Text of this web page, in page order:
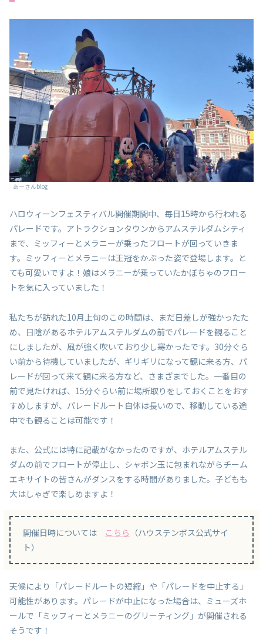
あーさんblog
ハロウィーンフェスティバル開催期間中、毎日15時から行われる
パレードです。アトラクションタウンからアムステルダムシティ
まで、ミッフィーとメラニーが乗ったフロートが回っていきま
す。ミッフィーとメラニーは王冠をかぶった姿で登場します。と
ても可愛いですよ！娘はメラニーが乗っていたかぼちゃのフロー
トを気に入っていました！
私たちが訪れた10月上旬のこの時間は、まだ日差しが強かったた
め、日陰があるホテルアムステルダムの前でパレードを観ること
にしましたが、風が強く吹いており少し寒かったです。30分ぐら
い前から待機していましたが、ギリギリになって観に来る方、パ
レードが回って来て観に来る方など、さまざまでした。一番目の
前で見たければ、15分ぐらい前に場所取りをしておくことをおす
すめしますが、パレードルート自体は長いので、移動している途
中でも観ることは可能です！
また、公式には特に記載がなかったのですが、ホテルアムステル
ダムの前でフロートが停止し、シャボン玉に包まれながらチーム
エキサイトの皆さんがダンスをする時間がありました。子どもも
大はしゃぎで楽しめますよ！
開催日時については こちら （ハウステンボス公式サイ
ト）
天候により「パレードルートの短縮」や「パレードを中止する」
可能性があります。パレードが中止になった場合は、ミューズホ
ールで「ミッフィーとメラニーのグリーティング」が開催される
そうです！